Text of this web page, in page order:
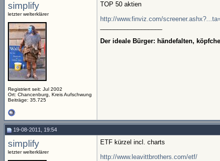
simplify
letzter welterklärer
Registriert seit: Jul 2002
Ort: Chancenburg, Kreis Aufschwung
Beiträge: 35.725
TOP 50 aktien
http://www.finviz.com/
Der ideale Bürger: händefalten,
19-08-2011, 19:54
simplify
letzter welterklärer
ETF kürzel incl. charts
http://www.leavittbrothers.com/etf/